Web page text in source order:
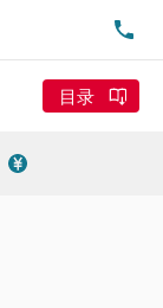
目录